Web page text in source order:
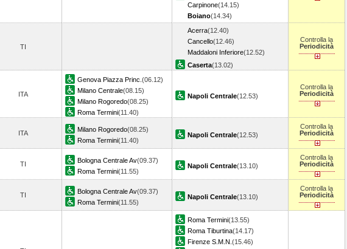
Carpinone(14.15)
Boiano(14.34)
TI
Acerra(12.40)
Cancello(12.46)
Maddaloni Inferiore(12.52)
Caserta(13.02)
Controlla la
Periodicità
ITA
Genova Piazza Princ. (06.12)
Milano Centrale(08.15)
Milano Rogoredo(08.25)
Roma Termini(11.40)
Napoli Centrale(12.53)
Controlla la
Periodicità
ITA Milano Rogoredo(08.25)
Roma Termini(11.40)
Napoli Centrale(12.53)
Controlla la
Periodicità
TI Bologna Centrale Av(09.37)
Roma Termini(11.55)
Napoli Centrale(13.10)
Controlla la
Periodicità
TI Bologna Centrale Av(09.37)
Roma Termini(11.55)
Napoli Centrale(13.10)
Controlla la
Periodicità
Roma Termini(13.55)
Roma Tiburtina(14.17)
Firenze S.M.N. (15.46)